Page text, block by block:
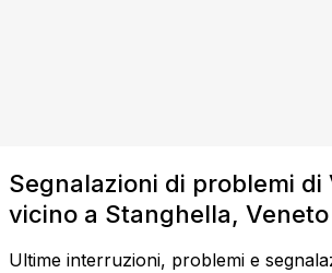
Segnalazioni di problemi di
vicino a Stanghella, Veneto
Ultime interruzioni, problemi e